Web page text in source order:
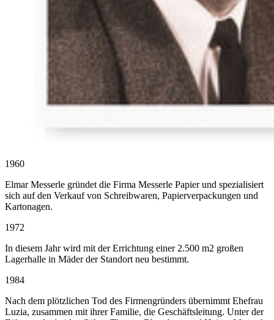
1960
Elmar Messerle gründet die Firma Messerle Papier und spezialisiert
sich auf den Verkauf von Schreibwaren, Papierverpackungen und
Kartonagen.
1972
In diesem Jahr wird mit der Errichtung einer 2.500 m2 großen
Lagerhalle in Mäder der Standort neu bestimmt.
1984
Nach dem plötzlichen Tod des Firmengründers übernimmt Ehefrau
Luzia, zusammen mit ihrer Familie, die Geschäftsleitung. Unter der